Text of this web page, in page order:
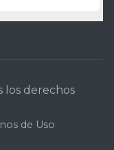
los derechos
de Uso